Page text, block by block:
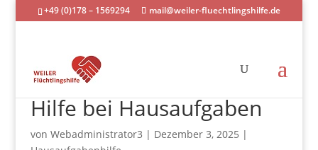
+49 (0)178 – 1569294 mail@weiler-fluechtlingshilfe.de
Hilfe bei Hausaufgaben
von Webadministrator3 | Dezember 3, 2025 |